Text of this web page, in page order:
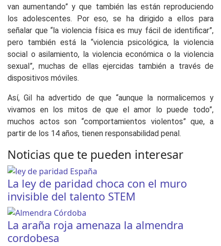
van aumentando” y que también las están reproduciendo
los adolescentes. Por eso, se ha dirigido a ellos para
señalar que “la violencia física es muy fácil de identificar”,
pero también está la “violencia psicológica, la violencia
social o asilamiento, la violencia económica o la violencia
sexual”, muchas de ellas ejercidas también a través de
dispositivos móviles.
Así, Gil ha advertido de que “aunque la normalicemos y
vivamos en los mitos de que el amor lo puede todo”,
muchos actos son “comportamientos violentos” que, a
partir de los 14 años, tienen responsabilidad penal.
Noticias que te pueden interesar
La ley de paridad choca con el muro
invisible del talento STEM
La araña roja amenaza la almendra
cordobesa